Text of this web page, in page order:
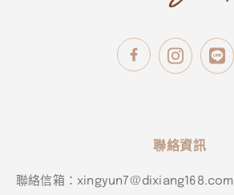
聯絡資訊
聯絡信箱：xingyun7@dixiang168.com